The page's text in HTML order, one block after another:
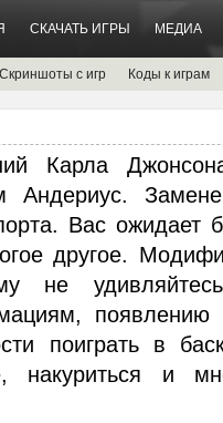
СКАЧАТЬ ИГРЫ МЕДИА
Скриншоты с игр Коды к играм
Карла
Андериус.
Вас ожидает
другое.
не
появлению
поиграть в
накуриться и